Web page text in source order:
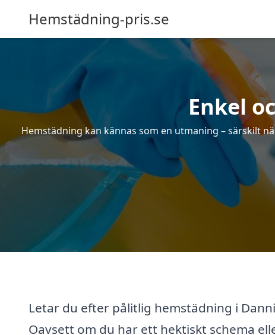
Hemstädning-pris.se
Enkel
Hemstädning kan kännas som en utmaning – särskilt
Letar du efter pålitlig hemstädning i
Oavsett om du har ett hektiskt schema